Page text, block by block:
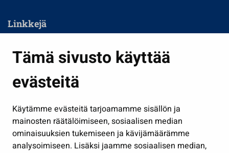
Tämä sivusto käyttää
evästeitä
Käytämme evästeitä tarjoamamme sisällön ja
mainosten räätälöimiseen, sosiaalisen median
ominaisuuksien tukemiseen ja kävijämäärämme
analysoimiseen. Lisäksi jaamme sosiaalisen median,
Linkkejä
Kasvatus ja opetus
Kulttuuri ja liikunta
Työ ja yrittäminen
Osallistu ja asioi
Näytä omat evästeasetukseni